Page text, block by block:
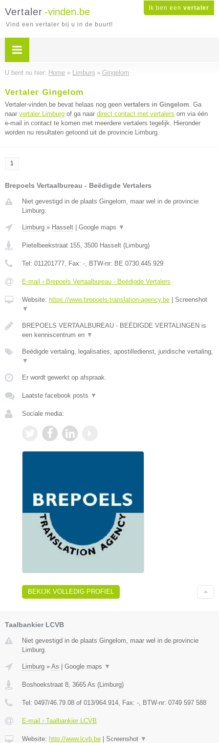
Ik ben een vertaler
Vertaler -vinden.be
Vind een vertaler bij u in de buurt!
U bent nu hier: Home » Limburg » Gingelom
Vertaler Gingelom
Vertaler-vinden.be bevat helaas nog geen vertalers in Gingelom. Ga
naar vertaler Limburg of ga naar direct contact met vertalers om via één
e-mail in contact te komen met meerdere vertalers tegelijk. Hieronder
worden nu resultaten getoond uit de provincie Limburg.
1
Brepoels Vertaalbureau - Beëdigde Vertalers
Niet gevestigd in de plaats Gingelom, maar wel in de provincie
Limburg.
Limburg » Hasselt Google maps ▼
Pietelbeekstraat 155, 3500 Hasselt (Limburg)
Tel: 011201777, Fax: -, BTW-nr: BE 0730.445.929
E-mail › Brepoels Vertaalbureau - Beëdigde Vertalers
Website: https://www.brepoels-translation-agency.be
Screenshot
▼
BREPOELS VERTAALBUREAU - BEËDIGDE VERTALINGEN is
een kenniscentrum en ▼
Beëdigde vertaling, legalisaties, apostilledienst, juridische vertaling,
▼
Er wordt gewerkt op afspraak.
Laatste facebook posts ▼
Sociale media:
BEKIJK VOLLEDIG PROFIEL
Taalbankier LCVB
Niet gevestigd in de plaats Gingelom, maar wel in de provincie
Limburg.
Limburg » As Google maps ▼
Boshoekstraat 8, 3665 As (Limburg)
Tel: 0497/46.79.08 of 013/964.914, Fax: -, BTW-nr: 0749 597 588
E-mail › Taalbankier LCVB
Website: http://www.lcvb.be Screenshot ▼